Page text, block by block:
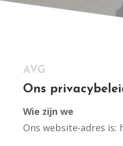
AVG
Ons
Wie zijn we
Ons website-adres is: